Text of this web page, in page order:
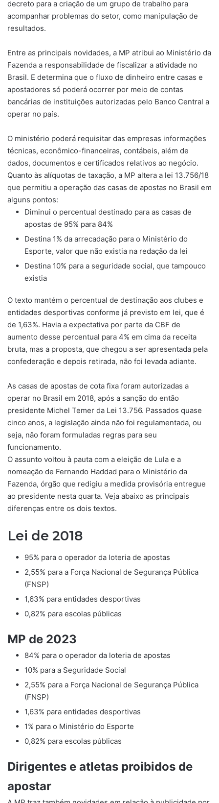
decreto para a criação de um grupo de trabalho para
acompanhar problemas do setor, como manipulação de
resultados.
Entre as principais novidades, a MP atribui ao Ministério da
Fazenda a responsabilidade de fiscalizar a atividade no
Brasil. E determina que o fluxo de dinheiro entre casas e
apostadores só poderá ocorrer por meio de contas
bancárias de instituições autorizadas pelo Banco Central a
operar no país.
O ministério poderá requisitar das empresas informações
técnicas, econômico-financeiras, contábeis, além de
dados, documentos e certificados relativos ao negócio.
Quanto às alíquotas de taxação, a MP altera a lei 13.756/18
que permitiu a operação das casas de apostas no Brasil em
alguns pontos:
Diminui o percentual destinado para as casas de
apostas de 95% para 84%
Destina 1% da arrecadação para o Ministério do
Esporte, valor que não existia na redação da lei
Destina 10% para a seguridade social, que tampouco
existia
O texto mantém o percentual de destinação aos clubes e
entidades desportivas conforme já previsto em lei, que é
de 1,63%. Havia a expectativa por parte da CBF de
aumento desse percentual para 4% em cima da receita
bruta, mas a proposta, que chegou a ser apresentada pela
confederação e depois retirada, não foi levada adiante.
As casas de apostas de cota fixa foram autorizadas a
operar no Brasil em 2018, após a sanção do então
presidente Michel Temer da Lei 13.756. Passados quase
cinco anos, a legislação ainda não foi regulamentada, ou
seja, não foram formuladas regras para seu
funcionamento.
O assunto voltou à pauta com a eleição de Lula e a
nomeação de Fernando Haddad para o Ministério da
Fazenda, órgão que redigiu a medida provisória entregue
ao presidente nesta quarta. Veja abaixo as principais
diferenças entre os dois textos.
Lei de 2018
95% para o operador da loteria de apostas
2,55% para a Força Nacional de Segurança Pública
(FNSP)
1,63% para entidades desportivas
0,82% para escolas públicas
MP de 2023
84% para o operador da loteria de apostas
10% para a Seguridade Social
2,55% para a Força Nacional de Segurança Pública
(FNSP)
1,63% para entidades desportivas
1% para o Ministério do Esporte
0,82% para escolas públicas
Dirigentes e atletas proibidos de
apostar